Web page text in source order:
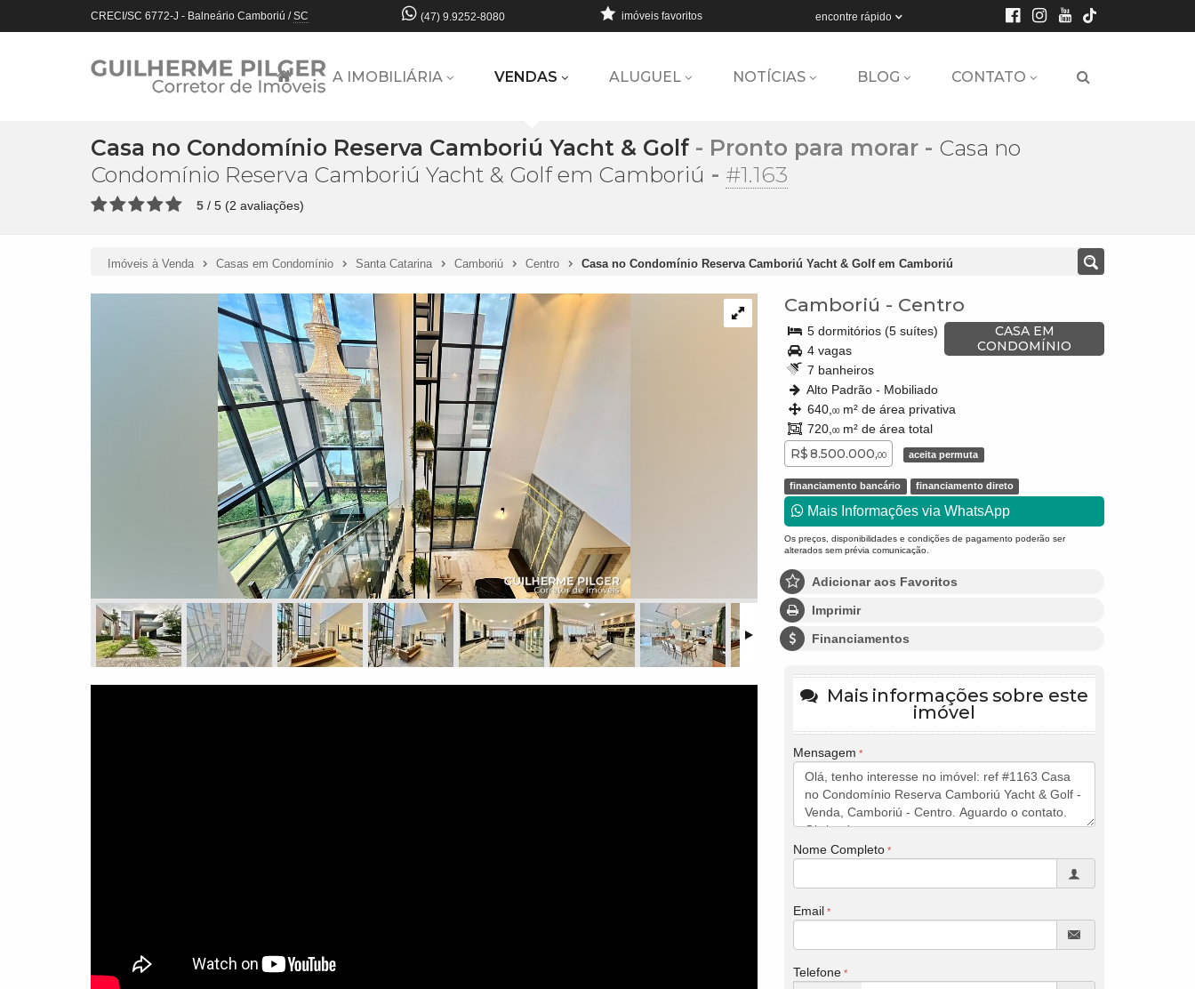
CRECI/SC 6772-J - Balneário Camboriú /SC (47) 9.9252-8080 encontre rápido
imóveis favoritos
A IMOBILIÁRIA VENDAS ALUGUEL NOTÍCIAS BLOG CONTATO
Casa no Condomínio Reserva Camboriú Yacht & Golf- Pronto para morar - Casa no
Condomínio Reserva Camboriú Yacht & Golf em Camboriú - #1.163
5 / 5 (2 avaliações)
Imóveis à Venda Casas em Condomínio Santa Catarina Camboriú Centro Casa no Condomínio Reserva Camboriú Yacht & Golf em Camboriú
Camboriú - Centro
CASA EM
CONDOMÍNIO
5 dormitórios (5 suítes)
4 vagas
7 banheiros
Alto Padrão - Mobiliado
640, 00m² de área privativa
720, 00m² de área total
R$ 8.500.000,00 aceita permuta
financiamento bancário financiamento direto
Mais Informações via WhatsApp
Os preços, disponibilidades e condições de pagamento poderão ser
alterados sem prévia comunicação.
Adicionar aos Favoritos
Imprimir
Financiamentos
Mais informações sobre este
imóvel
Mensagem
Nome Completo
Email
Telefone